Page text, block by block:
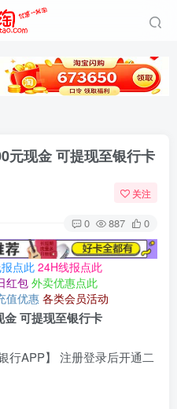
元现金 可提现至银行卡
关注
0 887 0
点此 24H线报点此
红包 外卖优惠点此
值优惠 各类会员活动
可提现至银行卡
行APP】 注册登录后开通二